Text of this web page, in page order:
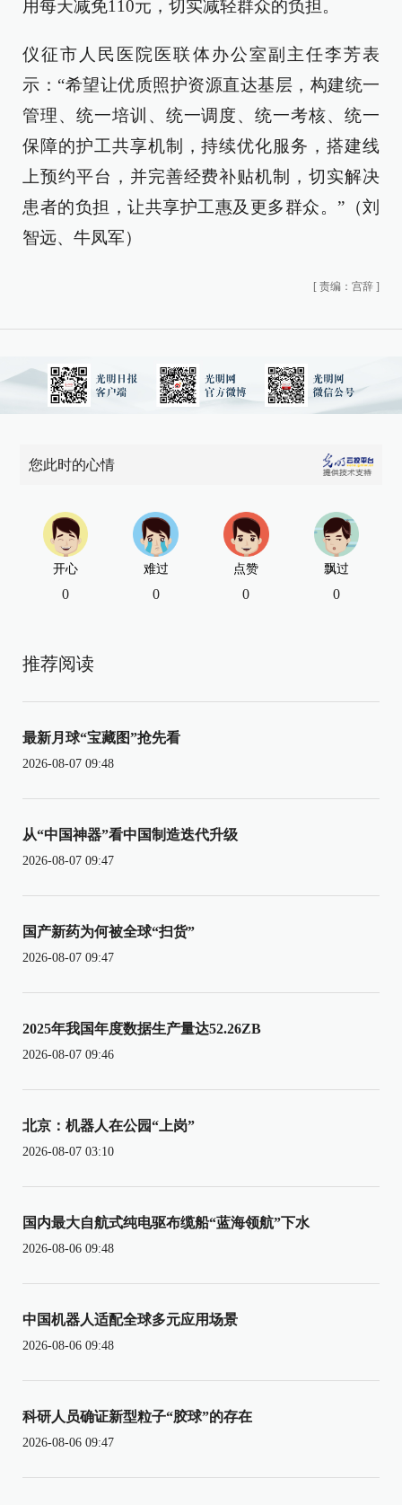
用每天减免110元，切实减轻群众的负担。
仪征市人民医院医联体办公室副主任李芳表
示：“希望让优质照护资源直达基层，构建统一
管理、统一培训、统一调度、统一考核、统一
保障的护工共享机制，持续优化服务，搭建线
上预约平台，并完善经费补贴机制，切实解决
患者的负担，让共享护工惠及更多群众。”（刘
智远、牛凤军）
[ 责编：宫辞 ]
您此时的心情
开心
0
难过
0
点赞
0
飘过
0
推荐阅读
最新月球“宝藏图”抢先看
2026-08-07 09:48
从“中国神器”看中国制造迭代升级
2026-08-07 09:47
国产新药为何被全球“扫货”
2026-08-07 09:47
2025年我国年度数据生产量达52.26ZB
2026-08-07 09:46
北京：机器人在公园“上岗”
2026-08-07 03:10
国内最大自航式纯电驱布缆船“蓝海领航”下水
2026-08-06 09:48
中国机器人适配全球多元应用场景
2026-08-06 09:48
科研人员确证新型粒子“胶球”的存在
2026-08-06 09:47